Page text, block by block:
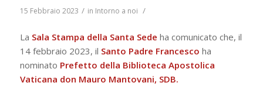
15 Febbraio 2023 / in Intorno a noi /
La Sala Stampa della Santa Sede ha comunicato che, il
14 febbraio 2023, il Santo Padre Francesco ha
nominato Prefetto della Biblioteca Apostolica
Vaticana don Mauro Mantovani, SDB.